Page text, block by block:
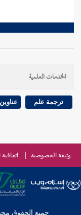
الخدمات العلمية
ترجمة علم
وثيقة الخصوصية
جميع الحقوق محفوظة © 2026 -